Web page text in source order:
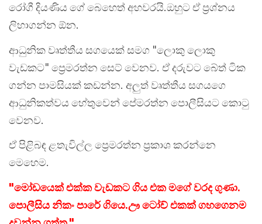
රෝගී දියණිය ගේ බෙහෙත් අහවරයි.ඔහුට ඒ ප්‍රශ්නය
ලිහාගන්න ඕන.
ආධුනික වෘත්තීය සගයෙක් සමග "ලොකු ලොකු
වැඩකට" ප්‍රෙමරත්න සෙට් වෙනව. ඒ දරුවට බේත් ටික
ගන්න පාමසියක් කඩන්න. අලුත් වෘත්තීය සගයගෙ
ආධුනිකත්වය හේතුවෙන් පේමරත්න පොලීසියට කොටු
වෙනව.
ඒ පිළිබඳ ළතැවිල්ල ප්‍රෙමරත්න ප්‍රකාශ කරන්නෙ
මෙහෙම.
"මෝඩයෙක් එක්ක වැඩකට ගිය එක මගේ වරද ගුණා.
පොලීසිය නිකං පාරේ ගියෙ.ඌ ටෝච් එකක් ගහගෙනම